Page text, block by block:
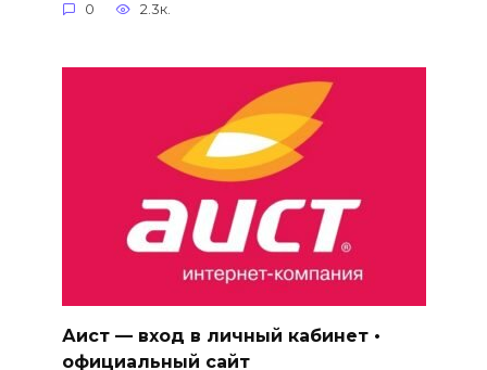
0 2.3к.
Аист — вход в личный кабинет •
официальный сайт